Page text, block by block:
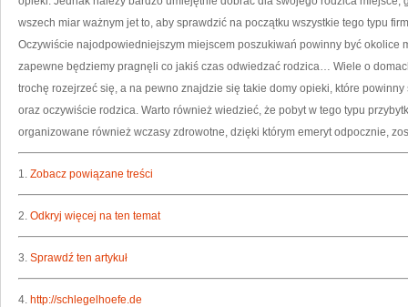
wszech miar ważnym jet to, aby sprawdzić na początku wszystkie tego typu
Oczywiście najodpowiedniejszym miejscem poszukiwań powinny być okolice
zapewne będziemy pragnęli co jakiś czas odwiedzać rodzica… Wiele o
trochę rozejrzeć się, a na pewno znajdzie się takie domy opieki, które
oraz oczywiście rodzica. Warto również wiedzieć, że pobyt w tego typu
organizowane również wczasy zdrowotne, dzięki którym emeryt odpocznie,
1. Zobacz powiązane treści
2. Odkryj więcej na ten temat
3. Sprawdź ten artykuł
4. http://schlegelhoefe.de